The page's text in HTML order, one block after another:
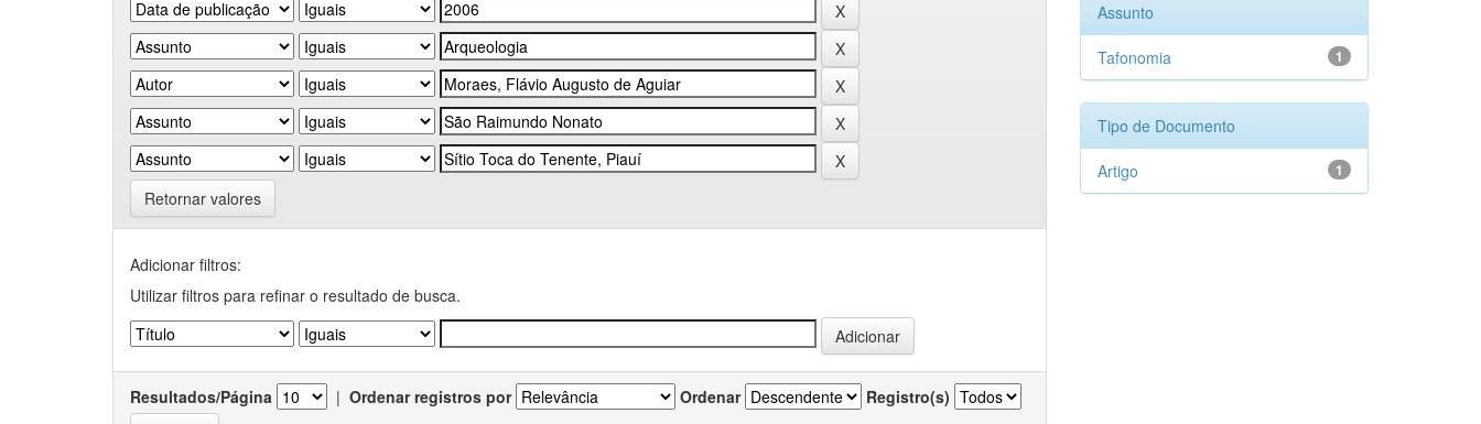
Retornar valores
Adicionar filtros:
Utilizar filtros para refinar o resultado de busca.
Resultados/Página | Ordenar registros por Ordenar Registro(s)
Assunto
1
Tafonomia
Tipo de Documento
1
Artigo